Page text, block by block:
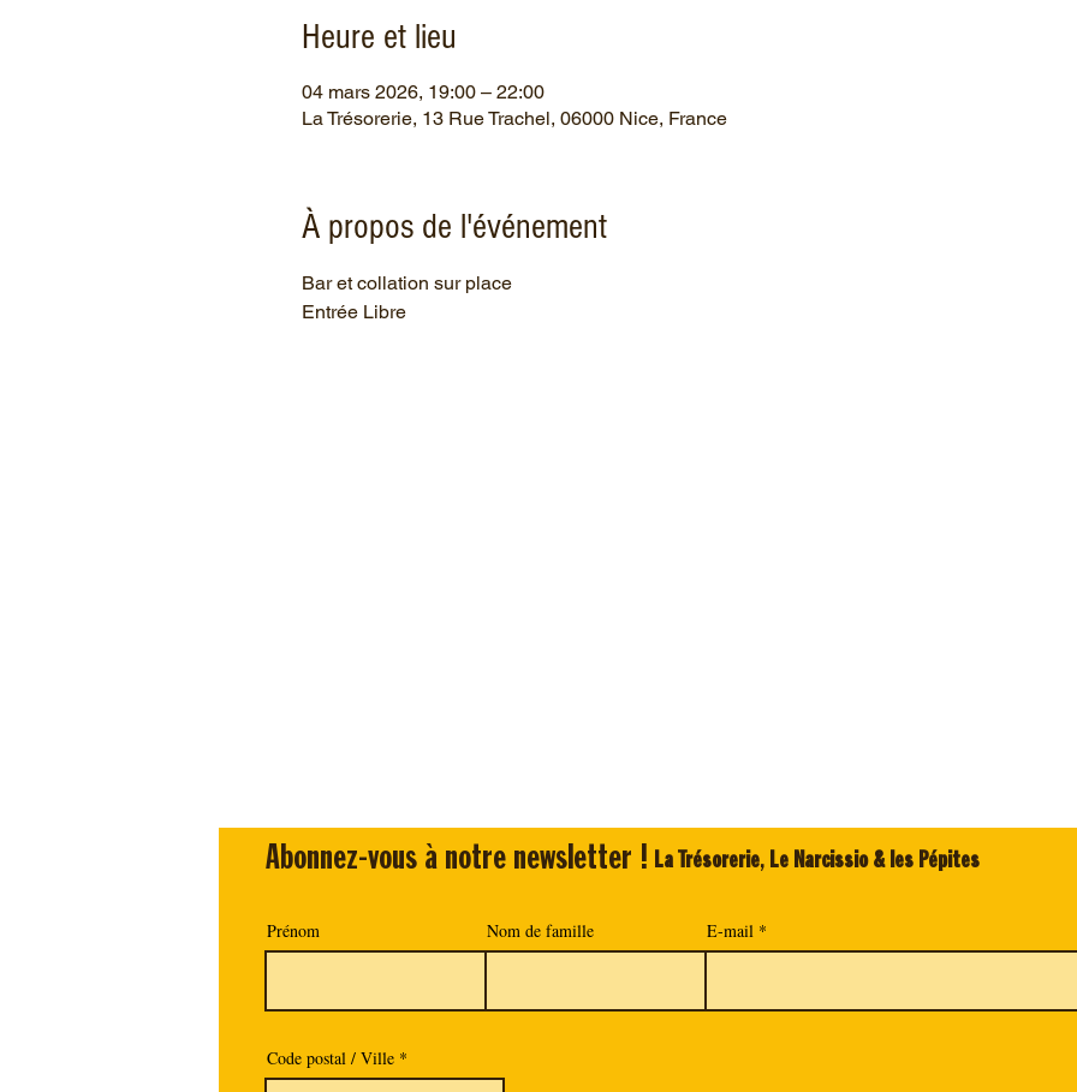
Heure et lieu
04 mars 2026, 19:00 – 22:00
La Trésorerie, 13 Rue Trachel, 06000 Nice, France
À propos de l'événement
Bar et collation sur place
Entrée Libre
Abonnez-vous à notre newsletter ! La Trésorerie, Le Narcissio & les Pépites
Prénom Nom de famille E-mail
Code postal / Ville